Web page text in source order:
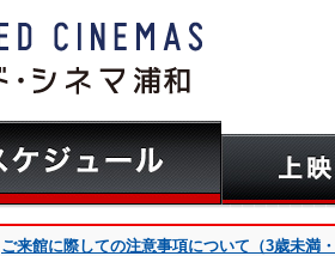
ご来館に際しての注意事項について（3歳未満